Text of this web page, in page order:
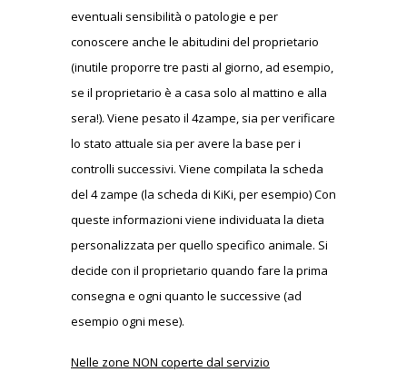
eventuali sensibilità o patologie e per
conoscere anche le abitudini del proprietario
(inutile proporre tre pasti al giorno, ad esempio,
se il proprietario è a casa solo al mattino e alla
sera!). Viene pesato il 4zampe, sia per verificare
lo stato attuale sia per avere la base per i
controlli successivi. Viene compilata la scheda
del 4 zampe (la scheda di KiKi, per esempio) Con
queste informazioni viene individuata la dieta
personalizzata per quello specifico animale. Si
decide con il proprietario quando fare la prima
consegna e ogni quanto le successive (ad
esempio ogni mese).
Nelle zone NON coperte dal servizio